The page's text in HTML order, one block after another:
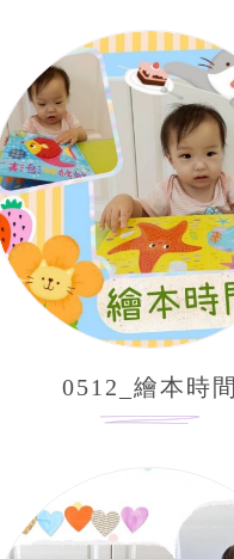
0512_繪本時間